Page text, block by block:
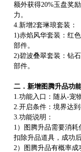
额外获得20%玉盘奖
力。
4.新增2套琳琅套装：
1)赤焰风华套装：红
部件。
2)碧波叠翠套装：钻
部件。
二．新增图腾升品功
1.功能入口：随从-宠
2.开启条件：境界达
3.功能说明：
1）图腾升品需要消
扣除升品道具，成功后
2）图腾升品有概率